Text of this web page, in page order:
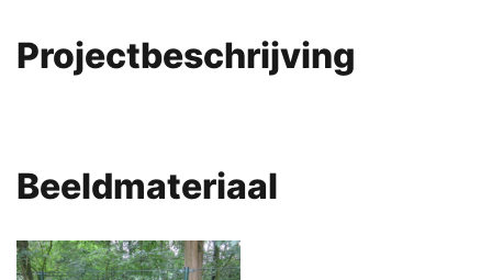
Projectbeschrijving
Beeldmateriaal